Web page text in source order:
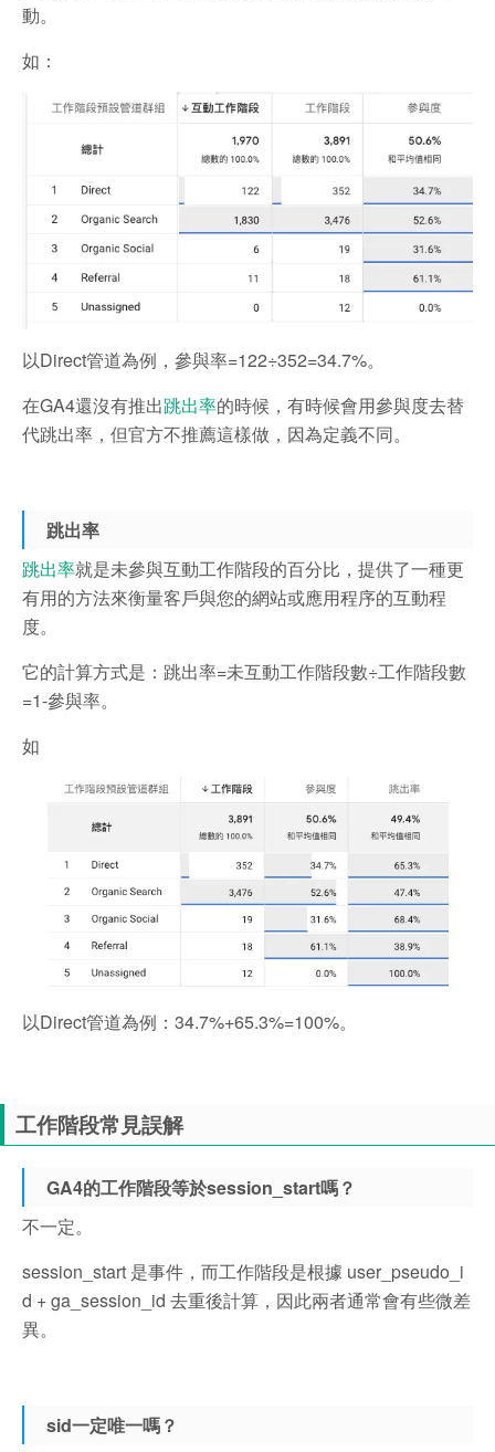
動。
如：
以Direct管道為例，參與率=122÷352=34.7%。
在GA4還沒有推出跳出率的時候，有時候會用參與度去替
代跳出率，但官方不推薦這樣做，因為定義不同。
跳出率
跳出率就是未參與互動工作階段的百分比，提供了一種更
有用的方法來衡量客戶與您的網站或應用程序的互動程
度。
它的計算方式是：跳出率=未互動工作階段數÷工作階段數
=1-參與率。
如
以Direct管道為例：34.7%+65.3%=100%。
工作階段常見誤解
GA4的工作階段等於session_start嗎？
不一定。
session_start 是事件，而工作階段是根據 user_pseudo_i
d + ga_session_id 去重後計算，因此兩者通常會有些微差
異。
sid一定唯一嗎？